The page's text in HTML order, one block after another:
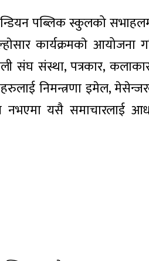
पब्लिक स्कुलको
कार्यक्रमकाे आयोजना
संघ संस्था, पत्रकार,
निमन्त्रणा इमेल,
यसै समाचारलाई